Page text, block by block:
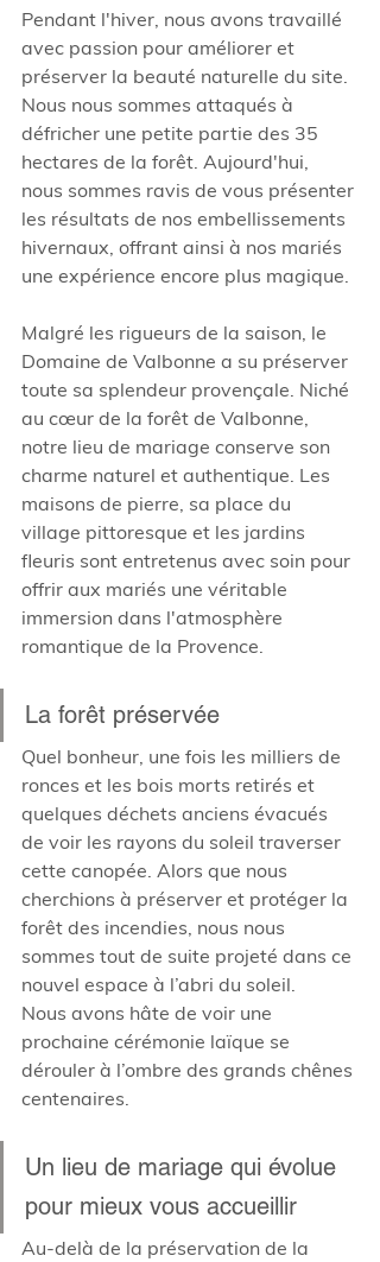
Pendant l'hiver, nous avons travaillé
avec passion pour améliorer et
préserver la beauté naturelle du site.
Nous nous sommes attaqués à
défricher une petite partie des 35
hectares de la forêt. Aujourd'hui,
nous sommes ravis de vous présenter
les résultats de nos embellissements
hivernaux, offrant ainsi à nos mariés
une expérience encore plus magique.
Malgré les rigueurs de la saison, le
Domaine de Valbonne a su préserver
toute sa splendeur provençale. Niché
au cœur de la forêt de Valbonne,
notre lieu de mariage conserve son
charme naturel et authentique. Les
maisons de pierre, sa place du
village pittoresque et les jardins
fleuris sont entretenus avec soin pour
offrir aux mariés une véritable
immersion dans l'atmosphère
romantique de la Provence.
La forêt préservée
Quel bonheur, une fois les milliers de
ronces et les bois morts retirés et
quelques déchets anciens évacués
de voir les rayons du soleil traverser
cette canopée. Alors que nous
cherchions à préserver et protéger la
forêt des incendies, nous nous
sommes tout de suite projeté dans ce
nouvel espace à l’abri du soleil.
Nous avons hâte de voir une
prochaine cérémonie laïque se
dérouler à l’ombre des grands chênes
centenaires.
Un lieu de mariage qui évolue
pour mieux vous accueillir
Au-delà de la préservation de la